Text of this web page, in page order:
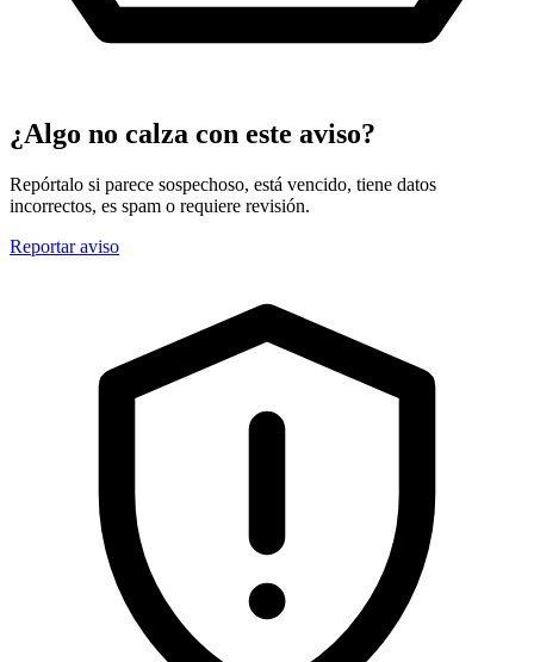
¿Algo no calza con este aviso?
Repórtalo si parece sospechoso, está vencido, tiene datos
incorrectos, es spam o requiere revisión.
Reportar aviso